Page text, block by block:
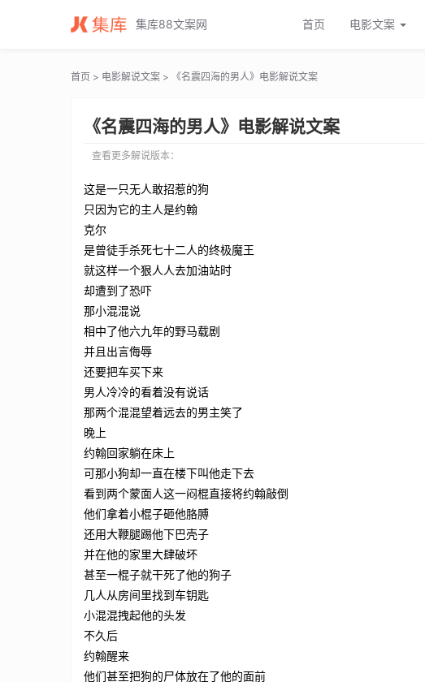
名震四海的男人电影解说文案_名震四海的男人电影解说词_名震四海的男人电影解说稿
集库88文案网 首页 电影文案
首页 > 电影解说文案 > 《名震四海的男人》电影解说文案
《名震四海的男人》电影解说文案
查看更多解说版本：
这是一只无人敢招惹的狗
只因为它的主人是约翰
克尔
是曾徒手杀死七十二人的终极魔王
就这样一个狠人人去加油站时
却遭到了恐吓
那小混混说
相中了他六九年的野马载剧
并且出言侮辱
还要把车买下来
男人冷冷的看着没有说话
那两个混混望着远去的男主笑了
晚上
约翰回家躺在床上
可那小狗却一直在楼下叫他走下去
看到两个蒙面人这一闷棍直接将约翰敲倒
他们拿着小棍子砸他胳膊
还用大鞭腿踢他下巴壳子
并在他的家里大肆破坏
甚至一棍子就干死了他的狗子
几人从房间里找到车钥匙
小混混拽起他的头发
不久后
约翰醒来
他们甚至把狗的尸体放在了他的面前